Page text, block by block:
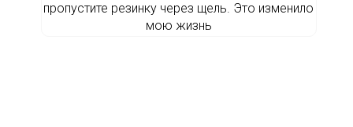
пропустите резинку через щель. Это изменило
мою жизнь